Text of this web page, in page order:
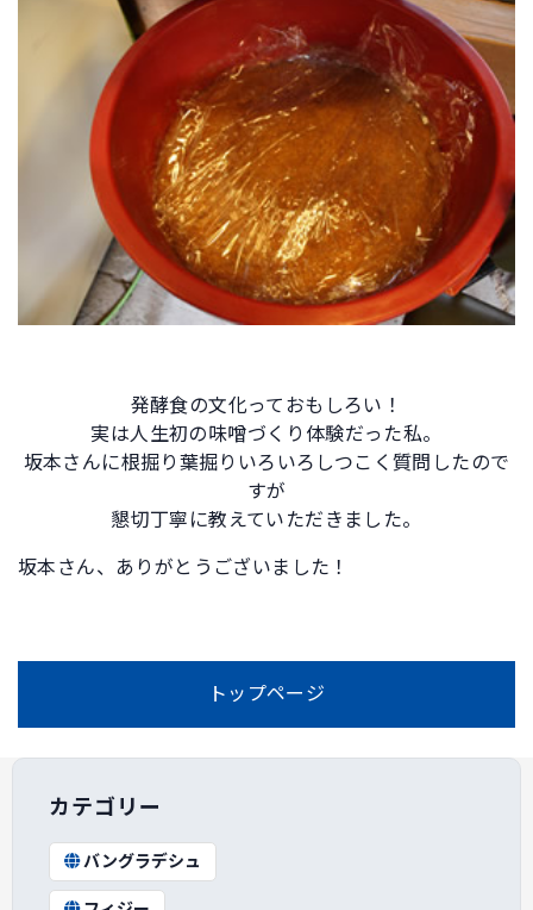
発酵食の文化っておもしろい！
実は人生初の味噌づくり体験だった私。
坂本さんに根掘り葉掘りいろいろしつこく質問したので
すが
懇切丁寧に教えていただきました。
坂本さん、ありがとうございました！
トップページ
カテゴリー
バングラデシュ